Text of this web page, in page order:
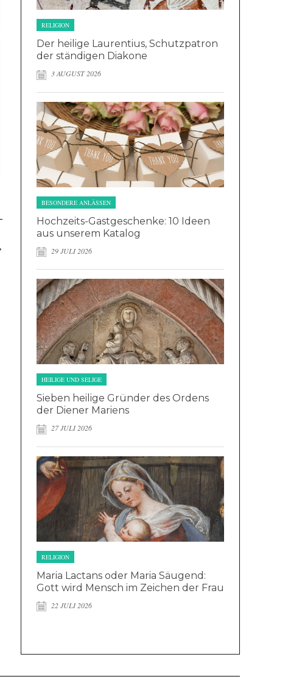
RELIGION
Der heilige Laurentius, Schutzpatron
der ständigen Diakone
3 AUGUST 2026
BESONDERE ANLÄSSEN
Hochzeits-Gastgeschenke: 10 Ideen
aus unserem Katalog
29 JULI 2026
HEILIGE UND SELIGE
Sieben heilige Gründer des Ordens
der Diener Mariens
27 JULI 2026
RELIGION
Maria Lactans oder Maria Säugend:
Gott wird Mensch im Zeichen der Frau
22 JULI 2026